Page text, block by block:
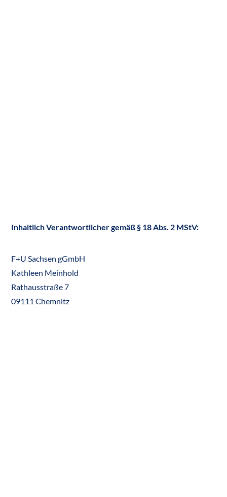
Inhaltlich Verantwortlicher gemäß § 18 Abs. 2 MStV:
F+U Sachsen gGmbH
Kathleen Meinhold
Rathausstraße 7
09111 Chemnitz